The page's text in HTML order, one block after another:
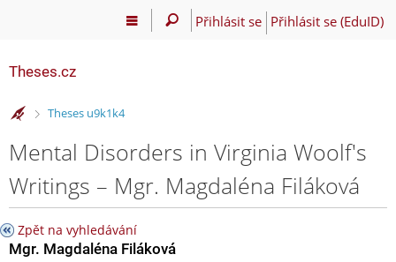
Přihlásit se Přihlásit se (EduID)
Theses.cz
>
Theses u9k1k4
Mental Disorders in Virginia Woolf's
Writings – Mgr. Magdaléna Filáková
Zpět na vyhledávání
Mgr. Magdaléna Filáková